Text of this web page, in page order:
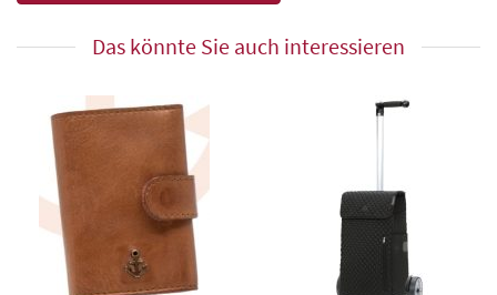
Das könnte Sie auch interessieren